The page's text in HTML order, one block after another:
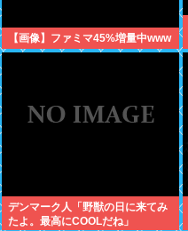
【画像】ファミマ45%増量中www
デンマーク人「野獣の日に来てみ
たよ。最高にCOOLだね」